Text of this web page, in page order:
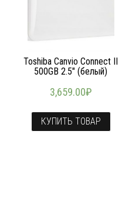
Toshiba Canvio Connect II
500GB 2.5″ (белый)
3,659.00₽
КУПИТЬ ТОВАР